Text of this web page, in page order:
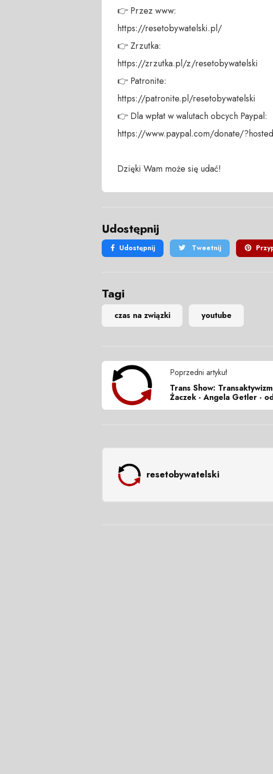
👉 Przez www:
https://resetobywatelski.pl/
👉 Zrzutka:
https://zrzutka.pl/z/resetobywatelski
👉 Patronite:
https://patronite.pl/resetobywatelski
👉 Dla wpłat w walutach obcych Paypal:
https://www.paypal.com/donate/
Dzięki Wam może się udać!
Udostępnij
Udostępnij Tweetnij
Tagi
czas na związki youtube
Poprzedni artykuł
Trans Show:
Żaczek - Angela Getler -
resetobywatelski